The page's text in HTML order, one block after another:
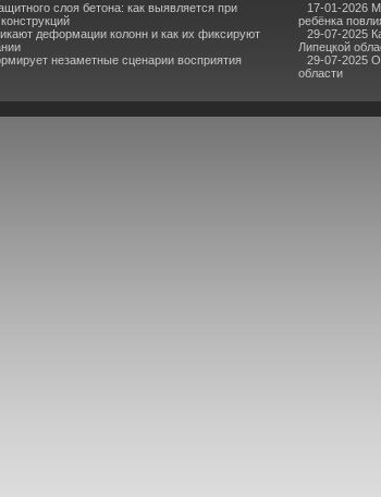
слоя бетона: как выявляется при
деформации колонн и как их фиксируют
незаметные сценарии восприятия
17-01-2026
ребёнка
29-07-2025
Липецкой
29-07-2025
области